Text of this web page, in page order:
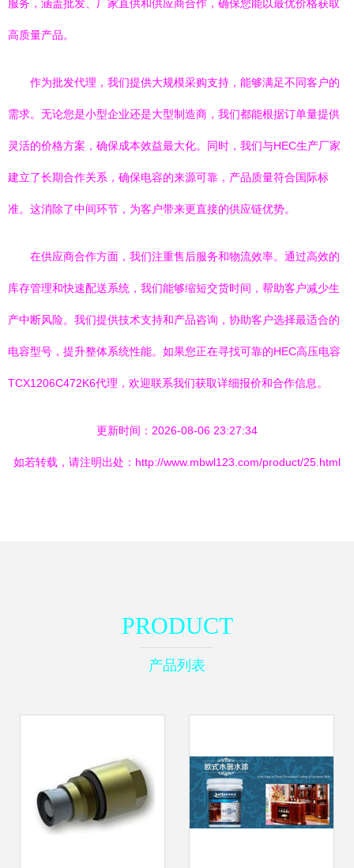
服务，涵盖批发、厂家直供和供应商合作，确保您能以最优价格获取
高质量产品。
作为批发代理，我们提供大规模采购支持，能够满足不同客户的
需求。无论您是小型企业还是大型制造商，我们都能根据订单量提供
灵活的价格方案，确保成本效益最大化。同时，我们与HEC生产厂家
建立了长期合作关系，确保电容的来源可靠，产品质量符合国际标
准。这消除了中间环节，为客户带来更直接的供应链优势。
在供应商合作方面，我们注重售后服务和物流效率。通过高效的
库存管理和快速配送系统，我们能够缩短交货时间，帮助客户减少生
产中断风险。我们提供技术支持和产品咨询，协助客户选择最适合的
电容型号，提升整体系统性能。如果您正在寻找可靠的HEC高压电容
TCX1206C472K6代理，欢迎联系我们获取详细报价和合作信息。
更新时间：2026-08-06 23:27:34
如若转载，请注明出处：http://www.mbwl123.com/product/25.html
PRODUCT
产品列表